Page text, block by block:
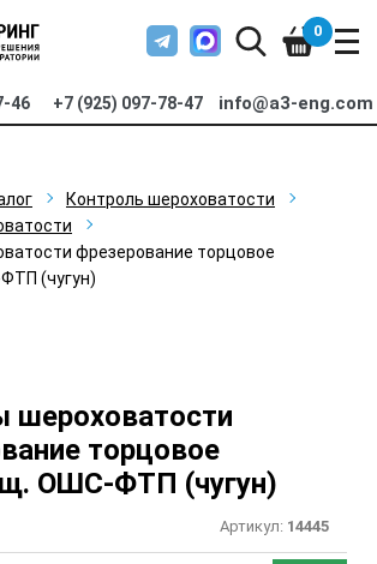
46 +7 (925) 097-78-47 info@a3-eng.com
0
Контроль шероховатости
фрезерование торцовое
(чугун)
шероховатости
торцовое
ОШС-ФТП (чугун)
Артикул: 14445